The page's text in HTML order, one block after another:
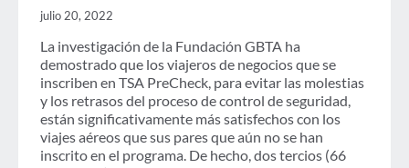
EL
PROGRAMA
TSA
PRECHECK
Y
EL
IMPACTO
ECONÓMICO
julio 20, 2022
La investigación de la Fundación GBTA ha
demostrado que los viajeros de negocios que se
inscriben en TSA PreCheck, para evitar las molestias
y los retrasos del proceso de control de seguridad,
están significativamente más satisfechos con los
viajes aéreos que sus pares que aún no se han
inscrito en el programa. De hecho, dos tercios (66